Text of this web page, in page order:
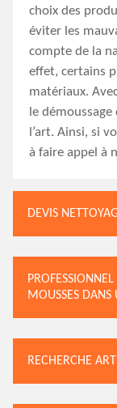
choix des
éviter les
compte de la
effet, certains
matériaux.
le
l’art. Ainsi, si
à faire appel à
DEVIS
MOUSSES DANS
RECHERCHE